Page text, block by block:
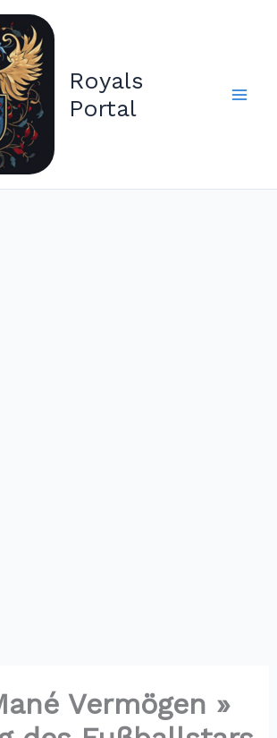
Royals
Portal
Vermögen »